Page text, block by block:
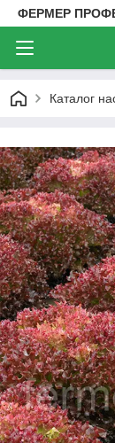
ФЕРМЕР
Каталог